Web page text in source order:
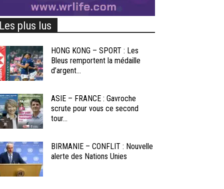
Les plus lus
HONG KONG – SPORT : Les
Bleus remportent la médaille
d’argent...
ASIE – FRANCE : Gavroche
scrute pour vous ce second
tour...
BIRMANIE – CONFLIT : Nouvelle
alerte des Nations Unies